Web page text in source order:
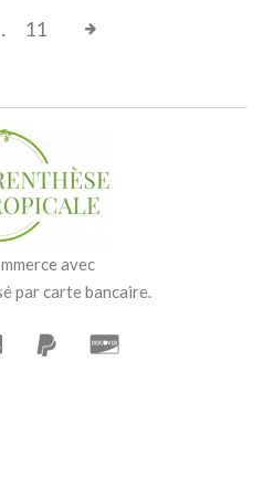
11
avec
par carte bancaire.